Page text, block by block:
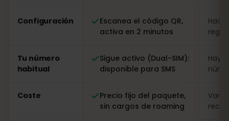
Configuración
Escanea el código QR,
activa en 2 minutos
Tu número
habitual
Sigue activo (Dual-SIM):
disponible para SMS
Hay
Coste
Precio fijo del paquete,
sin cargos de roaming